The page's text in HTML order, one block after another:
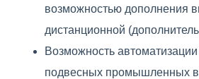
возможностью дополнения
дистанционной
Возможность
подвесных промышленных